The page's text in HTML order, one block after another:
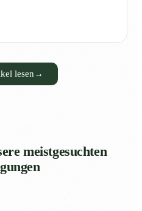
lesen →
meistgesuchten